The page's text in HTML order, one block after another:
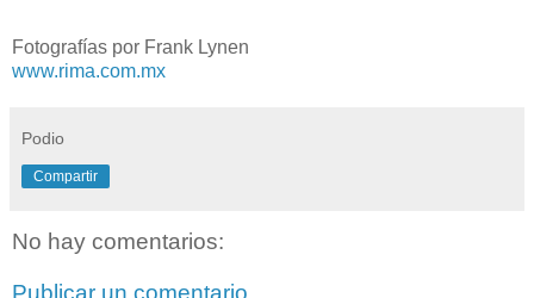
Fotografías por Frank Lynen
www.rima.com.mx
Podio
Compartir
No hay comentarios:
Publicar un comentario